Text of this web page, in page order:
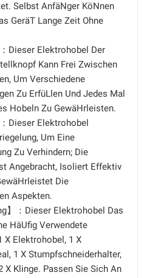
Selbst AnfäNger KöNnen
GeräT Lange Zeit Ohne
Dieser Elektrohobel Der
Kann Frei Zwischen
Um Verschiedene
Zu ErfüLlen Und Jedes Mal
Hobeln Zu GewäHrleisten.
Dieser Elektrohobel
Um Eine
Zu Verhindern; Die
Angebracht, Isoliert Effektiv
Die
Aspekten.
】：Dieser Elektrohobel Das
HäUfig Verwendete
X Elektrohobel, 1 X
1 X Stumpfschneiderhalter,
X Klinge. Passen Sie Sich An